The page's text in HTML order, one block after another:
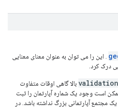
. این را می توان به عنوان معنای معنایی
درک کرد.
بالا گاهی اوقات متفاوت
ممکن است وجود یک شماره آپارتمان را ثبت
مجتمع آپارتمانی بزرگ نداشته باشد. در